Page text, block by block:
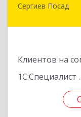
Сергиев Посад
Клиентов на
1С:Специалист
141304,